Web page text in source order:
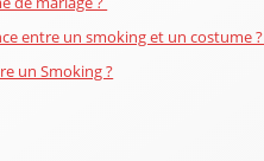
entre un smoking et un costume ?
un Smoking ?